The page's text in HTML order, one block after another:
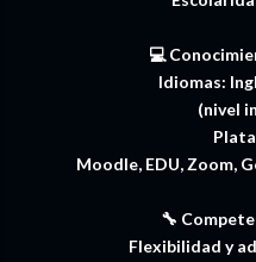
💻
Idiomas:
(nivel
Moodle, EDU, Zoom,
🔧
Flexibilidad y